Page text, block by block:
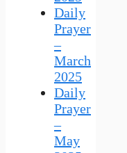
Daily
Prayer
–
March
2025
Daily
Prayer
–
May